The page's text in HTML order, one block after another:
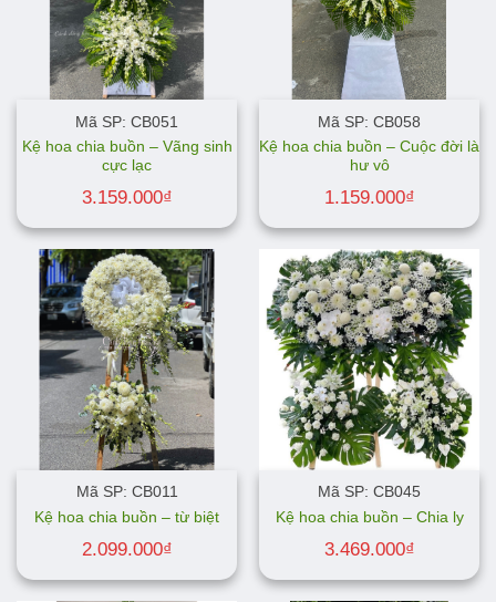
Mã SP: CB051
Kệ hoa chia buồn – Vãng sinh
cực lạc
3.159.000₫
Mã SP: CB058
Kệ hoa chia buồn – Cuộc đời là
hư vô
1.159.000₫
Mã SP: CB011
Kệ hoa chia buồn – từ biệt
2.099.000₫
Mã SP: CB045
Kệ hoa chia buồn – Chia ly
3.469.000₫